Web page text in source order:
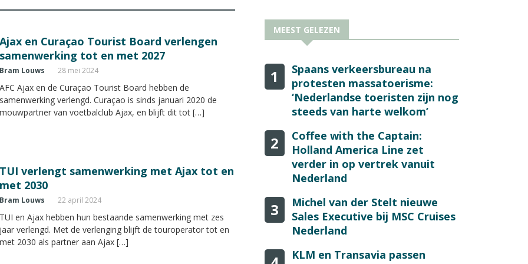
Ajax en Curaçao Tourist Board verlengen
samenwerking tot en met 2027
Bram Louws 28 mei 2024
AFC Ajax en de Curaçao Tourist Board hebben de
samenwerking verlengd. Curaçao is sinds januari 2020 de
mouwpartner van voetbalclub Ajax, en blijft dit tot […]
TUI verlengt samenwerking met Ajax tot en
met 2030
Bram Louws 22 april 2024
TUI en Ajax hebben hun bestaande samenwerking met zes
jaar verlengd. Met de verlenging blijft de touroperator tot en
met 2030 als partner aan Ajax […]
MEEST GELEZEN
1
Spaans verkeersbureau na
protesten massatoerisme:
‘Nederlandse toeristen zijn nog
steeds van harte welkom’
2
Coffee with the Captain:
Holland America Line zet
verder in op vertrek vanuit
Nederland
3
Michel van der Stelt nieuwe
Sales Executive bij MSC Cruises
Nederland
KLM en Transavia passen